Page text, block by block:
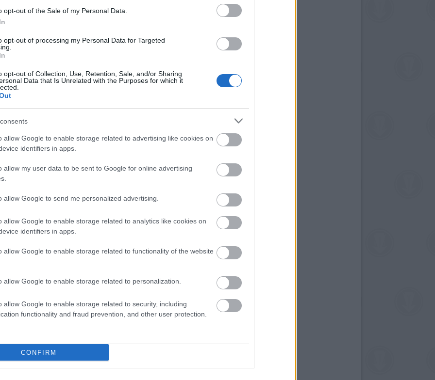
opt-out of the Sale of my Personal Data.
opt-out of processing my Personal Data for Targeted
opt-out of Collection, Use, Retention, Sale, and/or Sharing
Data that Is Unrelated with the Purposes for which it
allow Google to enable storage related to advertising like cookies on
identifiers in apps.
allow my user data to be sent to Google for online advertising
allow Google to send me personalized advertising.
allow Google to enable storage related to analytics like cookies on
identifiers in apps.
allow Google to enable storage related to functionality of the website
allow Google to enable storage related to personalization.
allow Google to enable storage related to security, including
functionality and fraud prevention, and other user protection.
CONFIRM
n".
után este a felnőtteket várják
valamint a Bors néni című legendás
a színház legidősebb és legifjabb
az estét, majd fiatal művészek musical-
zenés kávéházat rendeznek a társulattal,
Gálffi Lászlóval és irodalmi
a Retró Lehetetlent, a Vodku zenekar
Bálint András készülő irodalmi kutya-
bemutatóval egybekötött okleveles ruhatáros
Színházban adják át 18 órakor a magyar
járó Hevesi Sándor-díjat.
a Mikroszkóp Színpadon pedig az
esten vehetnek részt az érdeklődők. Az Új
az Álomfejtés című darabot játsszák. A
szereplőivel a 1910-es, 20-as évek hangulatát
lelövik, ugye? legizgalmasabb jeleneteit
táncoltathatják a színészeket. A Szabad Tér
várják a közönséget.
Kamaraszínház művészeinek előadásában
láthatnak az érdeklődők Szólók és duók a
pedig zenés-táncos szórakoztató műsorra
- Éjjeli Revü látható a Tivoli színpadán. A
-n olvasható.